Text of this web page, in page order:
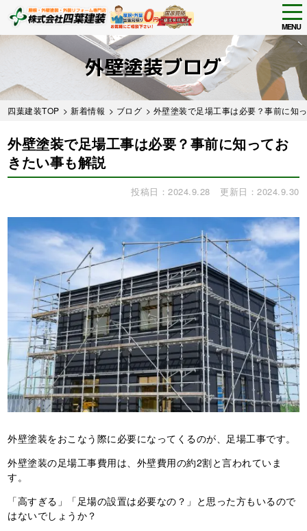
Skip
content
MENU
外壁塗装ブログ
四葉建装TOP >新着情報 > ブログ > 外壁塗装で足場工事は必要？事前に知
外壁塗装で足場工事は必要？事前に知ってお
きたい事も解説
投稿日：2024.9.28 更新日：2024.9.30
外壁塗装をおこなう際に必要になってくるのが、足場工事です。
外壁塗装の足場工事費用は、外壁費用の約2割と言われていま
す。
「高すぎる」「足場の設置は必要なの？」と思った方もいるので
はないでしょうか？